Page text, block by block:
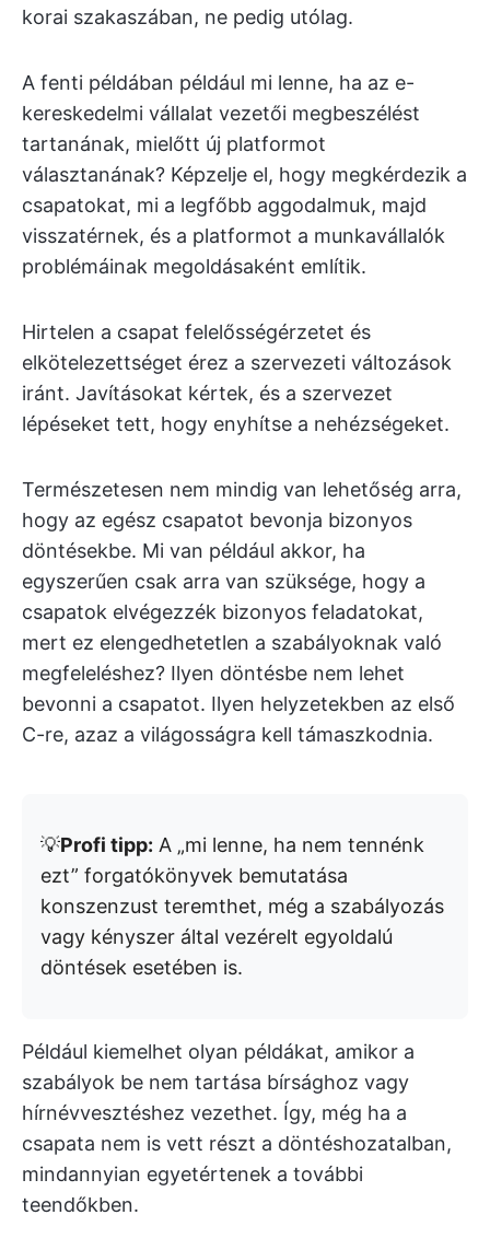
korai szakaszában, ne pedig utólag.
A fenti példában például mi lenne, ha az e-
kereskedelmi vállalat vezetői megbeszélést
tartanának, mielőtt új platformot
választanának? Képzelje el, hogy megkérdezik a
csapatokat, mi a legfőbb aggodalmuk, majd
visszatérnek, és a platformot a munkavállalók
problémáinak megoldásaként említik.
Hirtelen a csapat felelősségérzetet és
elkötelezettséget érez a szervezeti változások
iránt. Javításokat kértek, és a szervezet
lépéseket tett, hogy enyhítse a nehézségeket.
Természetesen nem mindig van lehetőség arra,
hogy az egész csapatot bevonja bizonyos
döntésekbe. Mi van például akkor, ha
egyszerűen csak arra van szüksége, hogy a
csapatok elvégezzék bizonyos feladatokat,
mert ez elengedhetetlen a szabályoknak való
megfeleléshez? Ilyen döntésbe nem lehet
bevonni a csapatot. Ilyen helyzetekben az első
C-re, azaz a világosságra kell támaszkodnia.
💡Profi tipp: A „mi lenne, ha nem tennénk
ezt” forgatókönyvek bemutatása
konszenzust teremthet, még a szabályozás
vagy kényszer által vezérelt egyoldalú
döntések esetében is.
Például kiemelhet olyan példákat, amikor a
szabályok be nem tartása bírsághoz vagy
hírnévvesztéshez vezethet. Így, még ha a
csapata nem is vett részt a döntéshozatalban,
mindannyian egyetértenek a további
teendőkben.